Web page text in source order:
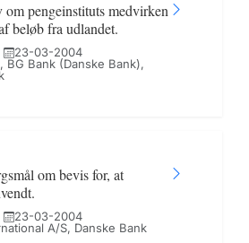
pengeinstituts medvirken
beløb fra udlandet.
23-03-2004
BG Bank (Danske Bank),
om bevis for, at
23-03-2004
A/S, Danske Bank